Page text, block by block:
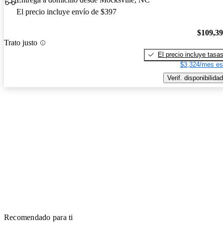
El precio incluye envío de $397
Trato justo
El precio incluye tasas
$3,324/mes
Verif. disponibilidad
Recomendado para ti